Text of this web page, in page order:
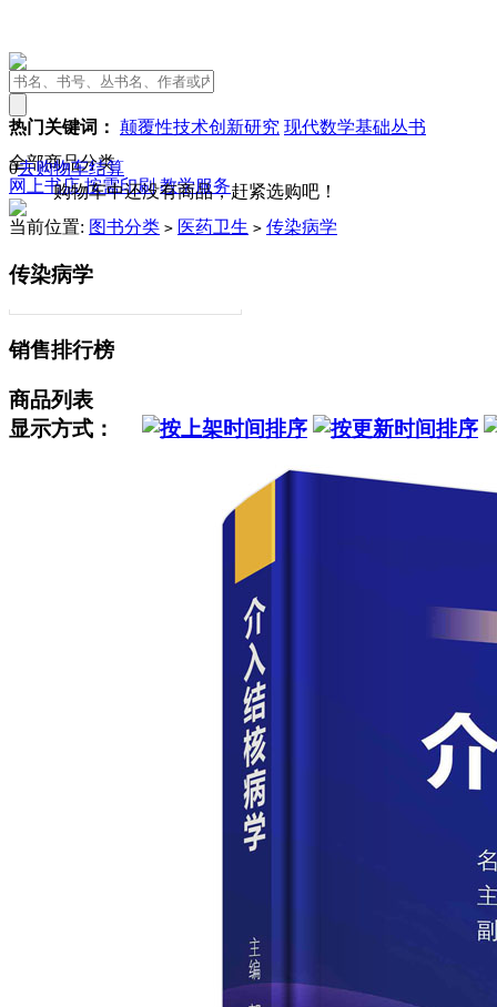
热门关键词： 颠覆性技术创新研究 现代数学基础丛书
0去购物车结算
购物车中还没有商品，赶紧选购吧！
全部商品分类
网上书店按需印刷 教学服务
当前位置: 图书分类 > 医药卫生 > 传染病学
传染病学
销售排行榜
商品列表
显示方式：